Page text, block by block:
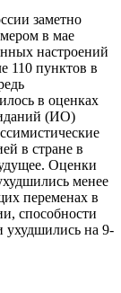
заметно
в мае
настроений
110 пунктов в
в оценках
(ИО)
в стране в
Оценки
менее
переменах в
способности
ухудшились на 9-